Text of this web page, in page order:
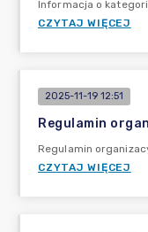
Informacja o
CZYTAJ WIĘCEJ
2025-11-19 12:51
Regulamin
Regulamin
CZYTAJ WIĘCEJ